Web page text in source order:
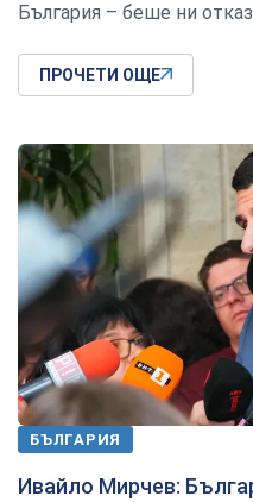
България – беше ни
ПРОЧЕТИ ОЩЕ
БЪЛГАРИЯ
Ивайло Мирчев: